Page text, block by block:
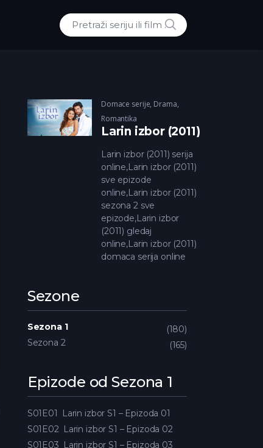
Traži:
POTRAZI
Domace serije, Drama,
Romantika
Larin izbor (2011)
Larin izbor (2011) serija
online,Larin izbor (2011)
sve epizode
online,Larin izbor (2011)
sezona 2 sve
epizode,Larin izbor
(2011) gledaj
online,Larin izbor (2011)
domaca serija online
Sezone
Sezona 1
180
Sezona 2
165
Epizode od Sezona 1
S01E01
Larin izbor S1 – Epizoda 01
S01E02 Larin izbor S1 – Epizoda 02
S01E03 Larin izbor S1 – Epizoda 03